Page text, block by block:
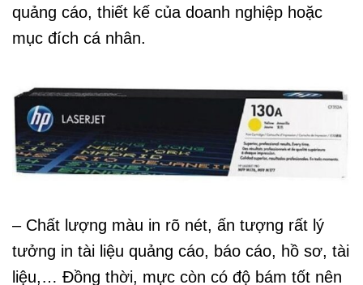
quảng cáo, thiết kế của doanh nghiệp hoặc
mục đích cá nhân.
– Chất lượng màu in rõ nét, ấn tượng rất lý
tưởng in tài liệu quảng cáo, báo cáo, hồ sơ, tài
liệu,… Đồng thời, mực còn có độ bám tốt nên